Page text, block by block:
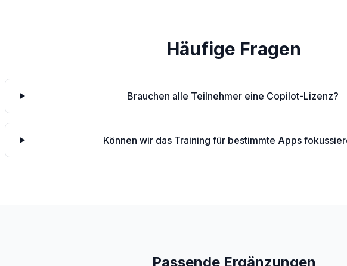
Häufige Fragen
Brauchen alle Teilnehmer eine Copilot-Lizenz?
Können wir das Training für bestimmte Apps
Passende Ergänzungen